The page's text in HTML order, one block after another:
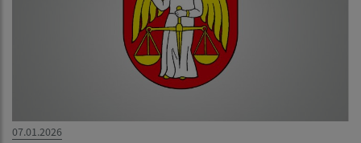
07.01.2026